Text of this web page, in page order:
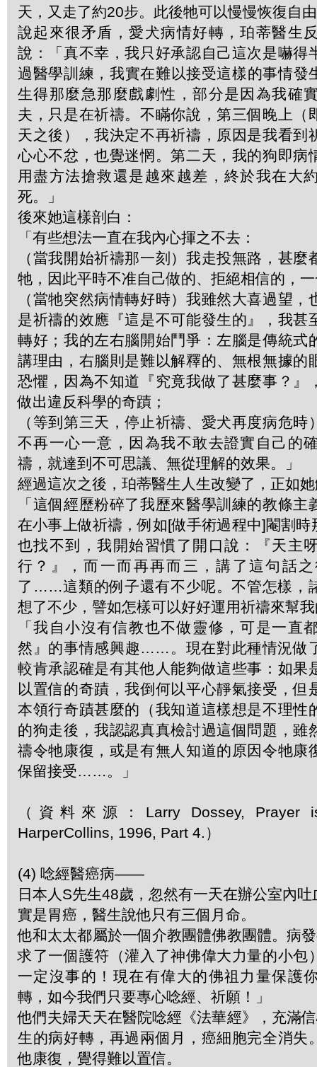
天，又走了約20步。此後牠可以慢慢恢復自
說起來很矛盾，愛犬病情好轉，珀蒂醫生
說：「真不幸，我只好承認自己這次是嚇得
過醫學訓練，我實在難以接受這樣的事情
生得那麼急那麼戲劇性，部分是因為我確
夫，只是在祈禱。不瞞你說，第三個晚上（
天之後），我決定不再祈禱，原因是我看到
心心不忿，也覺迷惘。第二天，我的狗即病
用盡方法搶救還是越來越差，終於我在大
死。」
後來她這樣剖白：
「有些想法一直在我內心揮之不去：
（當我開始祈禱那一刻）我走投無路，甚麼
牠，因此平時不准自己做的、拒絕相信的，
（當牠突然病情轉好時）我雖然大喜過望，
是祈禱的效應『這是不可能發生的』，我甚
轉好；我的左右腦開始鬥爭：左腦是傳統式
講理由，右腦則是難以解釋的、無根無據的
恐懼，因為不知道『究竟我做了甚麼事？』
做出違反科學的奇蹟；
（等到第三天，停止祈禱、愛犬再度病危時
不再一心一意，因為我不敢去證實自己的
禱，就達到不可思議、無從理解的效果。」
經過這次之後，珀蒂醫生人生改變了，正如
「這個經歷粉碎了我歷來醫學訓練的教條主
在小事上做祈禱，例如[做手術過程中]閹割時
也找不到，我開始習慣了開口說：『天主
行？』，而一而再再而三，講了這句話
了……這類的例子還有不少呢。不管怎樣，
想了不少，譬如怎樣可以好好運用祈禱來幫
「我自小沒有信教也不做靈修，可是一直
然』的事情感興趣……。現在對此種情況做
較肯承認確是有其他人能夠做這些事：如果
以置信的奇蹟，我倒何以平心靜氣接受，但
本領行奇蹟甚麼的（我知道這樣想是不理性
的狗走後，我認認真真檢討過這個問題，雖
禱令牠康復，或是有無人知道的原因令牠康
保留接受……。」
（資料來源：Larry Dossey, Prayer
HarperCollins, 1996, Part 4.）
(4) 唸經醫癌病——
日本人S先生48歲，忽然有一天在辦公室內
實是胃癌，醫生說他只有三個月命。
他和太太都屬於一個介教團體佛教團體。病
求了一個護符（灌入了神佛偉大力量的小包
一定沒事的！現在有偉大的佛祖力量保護
轉，如今我們只要專心唸經、祈願！」
他們夫婦天天在醫院唸經《法華經》，充滿
生的病好轉，再過兩個月，癌細胞完全消失
他康復，覺得難以置信。